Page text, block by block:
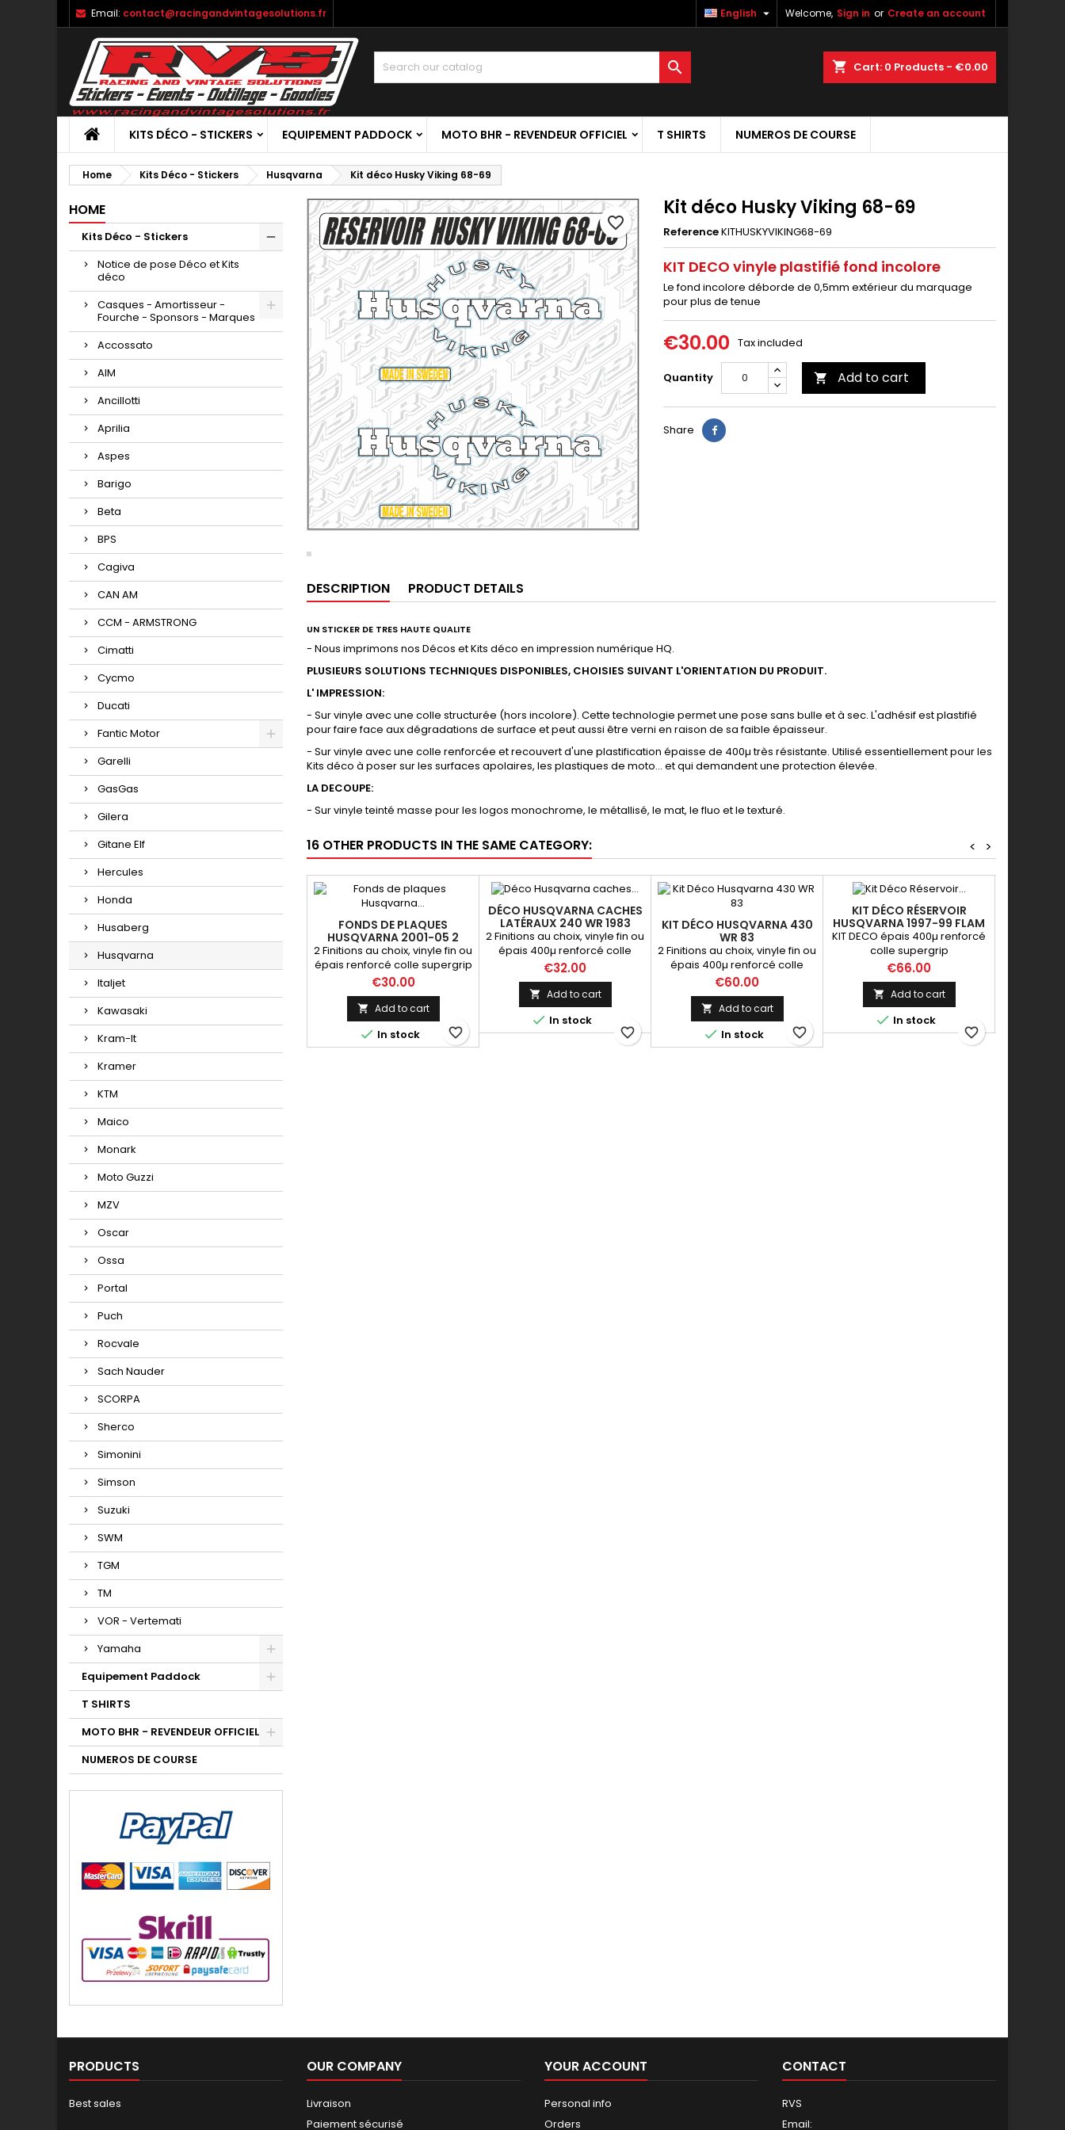
Email: contact@racingandvintagesolutions.fr Welcome, Sign in or Create an account
English 
shopping_cart Cart: 0 Products - €0.00

KITS DÉCO - STICKERS EQUIPEMENT PADDOCK MOTO BHR - REVENDEUR OFFICIEL T SHIRTS NUMEROS DE COURSE
Home Kits Déco - Stickers Husqvarna Kit déco Husky Viking 68-69
HOME
Kits Déco - Stickers
Notice de pose Déco et Kits
déco
Casques - Amortisseur -
Fourche - Sponsors - Marques
Accossato
AIM
Ancillotti
Aprilia
Aspes
Barigo
Beta
BPS
Cagiva
CAN AM
CCM - ARMSTRONG
Cimatti
Cycmo
Ducati
Fantic Motor
Garelli
GasGas
Gilera
Gitane Elf
Hercules
Honda
Husaberg
Husqvarna
Italjet
Kawasaki
Kram-It
Kramer
KTM
Maico
Monark
Moto Guzzi
MZV
Oscar
Ossa
Portal
Puch
Rocvale
Sach Nauder
SCORPA
Sherco
Simonini
Simson
Suzuki
SWM
TGM
TM
VOR - Vertemati
Yamaha
Equipement Paddock
T SHIRTS
MOTO BHR - REVENDEUR OFFICIEL
NUMEROS DE COURSE
favorite_border
Kit déco Husky Viking 68-69
ReferenceKITHUSKYVIKING68-69
KIT DECO vinyle plastifié fond incolore
Le fond incolore déborde de 0,5mm extérieur du marquage
pour plus de tenue
€30.00 Tax included
Quantity  Add to cart
Share
DESCRIPTION PRODUCT DETAILS
UN STICKER DE TRES HAUTE QUALITE
- Nous imprimons nos Décos et Kits déco en impression numérique HQ.
PLUSIEURS SOLUTIONS TECHNIQUES DISPONIBLES, CHOISIES SUIVANT L'ORIENTATION DU PRODUIT.
L' IMPRESSION:
- Sur vinyle avec une colle structurée (hors incolore). Cette technologie permet une pose sans bulle et à sec. L'adhésif est plastifié
pour faire face aux dégradations de surface et peut aussi être verni en raison de sa faible épaisseur.
- Sur vinyle avec une colle renforcée et recouvert d'une plastification épaisse de 400µ très résistante. Utilisé essentiellement pour les
Kits déco à poser sur les surfaces apolaires, les plastiques de moto... et qui demandent une protection élevée.
LA DECOUPE:
- Sur vinyle teinté masse pour les logos monochrome, le métallisé, le mat, le fluo et le texturé.
16 OTHER PRODUCTS IN THE SAME CATEGORY: >
<
FONDS DE PLAQUES
HUSQVARNA 2001-05 2
TEMPS
2 Finitions au choix, vinyle fin ou
épais renforcé colle supergrip
Price
€30.00
 Add to cart
 In stock favorite_border
DÉCO HUSQVARNA CACHES
LATÉRAUX 240 WR 1983
2 Finitions au choix, vinyle fin ou
épais 400µ renforcé colle
supergrip
Price
€32.00
 Add to cart
 In stock
favorite_border
KIT DÉCO HUSQVARNA 430
WR 83
2 Finitions au choix, vinyle fin ou
épais 400µ renforcé colle
supergrip
Price
€60.00
 Add to cart
 In stock favorite_border
KIT DÉCO RÉSERVOIR
HUSQVARNA 1997-99 FLAM
KIT DECO épais 400µ renforcé
colle supergrip
Price
€66.00
 Add to cart
 In stock
favorite_border
PRODUCTS
Best sales
OUR COMPANY
Livraison
Paiement sécurisé
YOUR ACCOUNT
Personal info
Orders
CONTACT
RVS
Email: